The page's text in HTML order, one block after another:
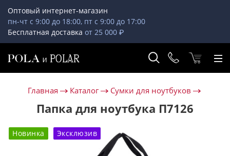
Оптовый интернет-магазин
пн-чт с 9:00 до 18:00, пт с 9:00 до 17:00
Бесплатная доставка от 25 000 ₽
Главная Каталог Сумки для ноутбуков
Папка для ноутбука П7126
Новинка Эксклюзив